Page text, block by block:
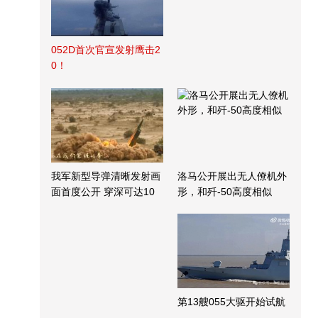
052D首次官宣发射鹰击2
0！
我军新型导弹清晰发射画
面首度公开 穿深可达10
洛马公开展出无人僚机外
形，和歼-50高度相似
第13艘055大驱开始试航